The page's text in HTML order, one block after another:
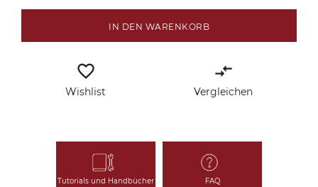
IN DEN WARENKORB
favorite_border
Wishlist
compare_arrows
Vergleichen
Tutorials und Handbücher FAQ